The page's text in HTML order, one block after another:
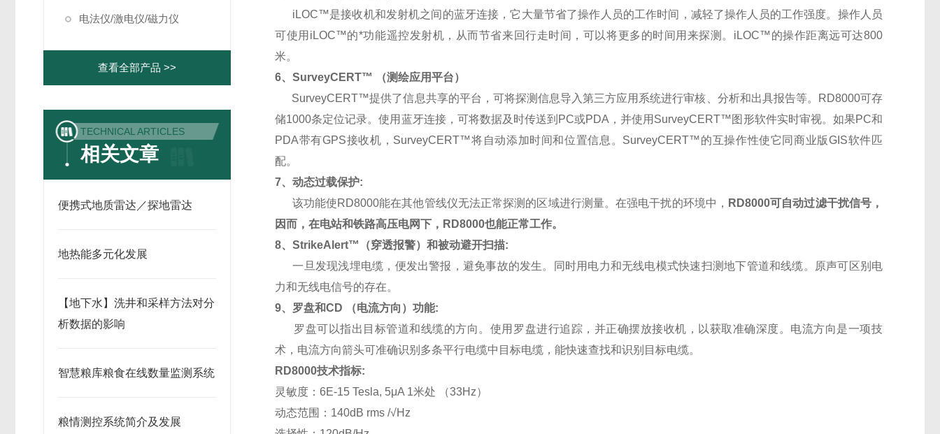
电法仪/激电仪/磁力仪
查看全部产品 >>
TECHNICAL ARTICLES
相关文章
便携式地质雷达／探地雷达
地热能多元化发展
【地下水】洗井和采样方法对分
析数据的影响
智慧粮库粮食在线数量监测系统
粮情测控系统简介及发展
iLOC™是接收机和发射机之间的蓝牙连接，它大量节省了操作人员的工作时间，减轻了操作人员的工作强度。操作人员
可使用iLOC™的*功能遥控发射机，从而节省来回行走时间，可以将更多的时间用来探测。iLOC™的操作距离远可达800
米。
6、SurveyCERT™ （测绘应用平台）
SurveyCERT™提供了信息共享的平台，可将探测信息导入第三方应用系统进行审核、分析和出具报告等。RD8000可存
储1000条定位记录。使用蓝牙连接，可将数据及时传送到PC或PDA，并使用SurveyCERT™图形软件实时审视。如果PC和
PDA带有GPS接收机，SurveyCERT™将自动添加时间和位置信息。SurveyCERT™的互操作性使它同商业版GIS软件匹
配。
7、动态过载保护:
该功能使RD8000能在其他管线仪无法正常探测的区域进行测量。在强电干扰的环境中， RD8000可自动过滤干扰信号，
因而，在电站和铁路高压电网下，RD8000也能正常工作。
8、StrikeAlert™（穿透报警）和被动避开扫描:
一旦发现浅埋电缆，便发出警报，避免事故的发生。同时用电力和无线电模式快速扫测地下管道和线缆。原声可区别电
力和无线电信号的存在。
9、罗盘和CD （电流方向）功能:
罗盘可以指出目标管道和线缆的方向。使用罗盘进行追踪，并正确摆放接收机，以获取准确深度。电流方向是一项技
术，电流方向箭头可准确识别多条平行电缆中目标电缆，能快速查找和识别目标电缆。
RD8000技术指标:
灵敏度：6E-15 Tesla, 5μA 1米处 （33Hz）
动态范围：140dB rms /√Hz